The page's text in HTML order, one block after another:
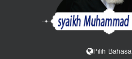
Pilih Bahasa